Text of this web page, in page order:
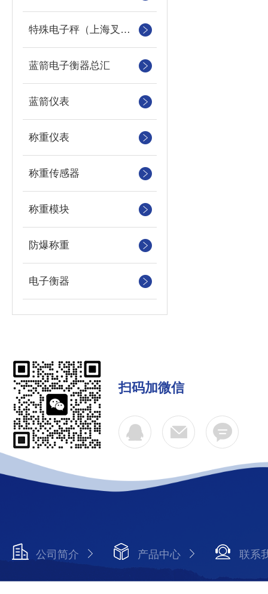
特殊电子秤（上海叉车秤）
蓝箭电子衡器总汇
蓝箭仪表
称重仪表
称重传感器
称重模块
防爆称重
电子衡器
扫码加微信
公司简介 产品中心 联系